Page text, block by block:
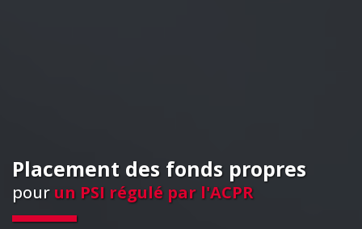
Placement des fonds propres
pour un PSI régulé par l'ACPR